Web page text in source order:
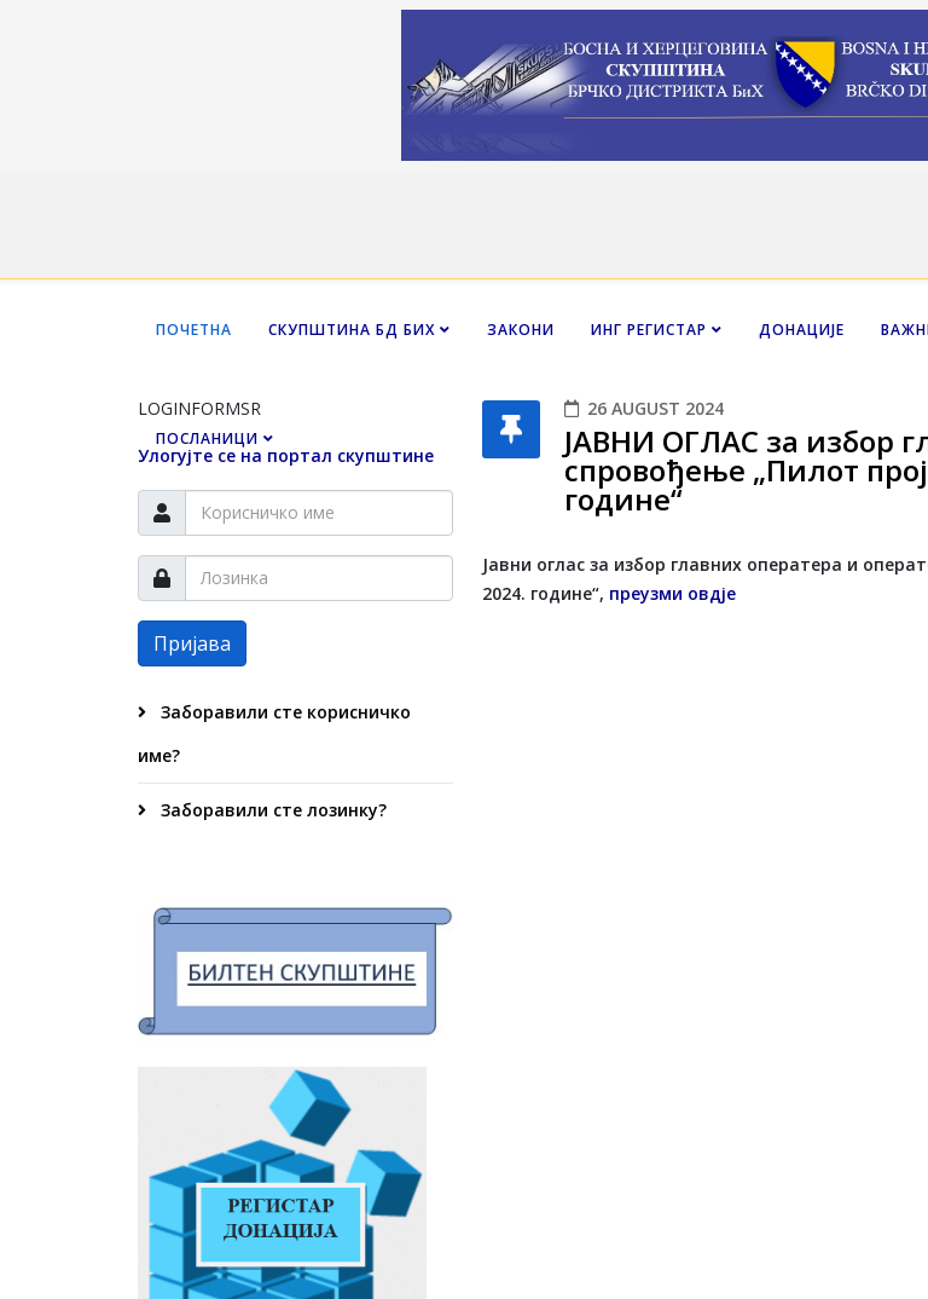
ПОЧЕТНА СКУПШТИНА БД БИХ ЗАКОНИ ИНГ РЕГИСТАР ДОНАЦИЈЕ
ПОСЛАНИЦИ
LOGINFORMSR
Улогујте се на портал скупштине
Пријава
Заборавили сте корисничко
име?
Заборавили сте лозинку?
26 AUGUST 2024
ЈАВНИ ОГЛАС за избор
спровођење „Пилот
године“
Јавни оглас за избор главних оператера и
2024. године“, преузми овдје